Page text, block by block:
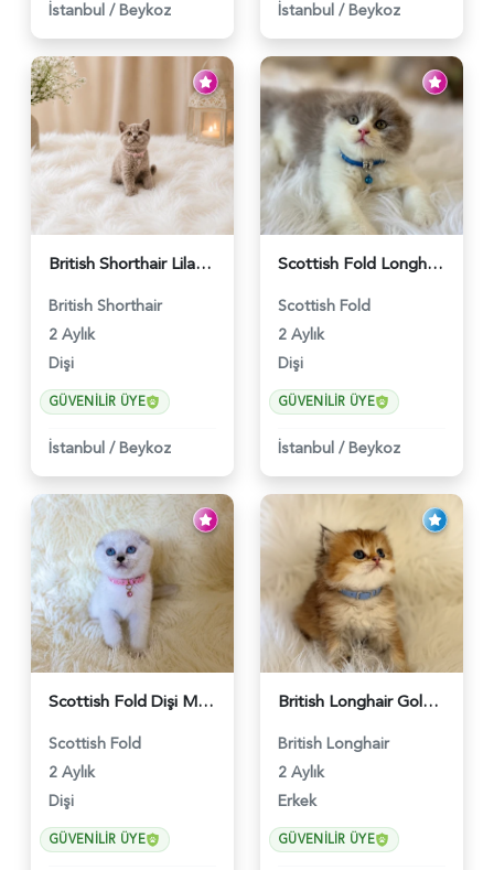
İstanbul / Beykoz İstanbul / Beykoz
British Shorthair Lilac Renk Dişi Yavrumuz - 4646
British Shorthair
2 Aylık
Dişi
GÜVENILIR ÜYE
İstanbul / Beykoz
Scottish Fold Longhair Lilac Bi Color 2 Aylık - 5908
Scottish Fold
2 Aylık
Dişi
GÜVENILIR ÜYE
İstanbul / Beykoz
Scottish Fold Dişi Mükemmel Yavrumuz - 5909
Scottish Fold
2 Aylık
Dişi
GÜVENILIR ÜYE
British Longhair Golden Erkek Yavrumuz - 5910
British Longhair
2 Aylık
Erkek
GÜVENILIR ÜYE